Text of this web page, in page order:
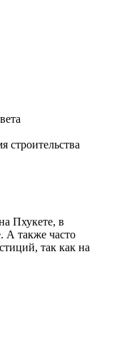
строительства
Пхукете, в
А также часто
так как на